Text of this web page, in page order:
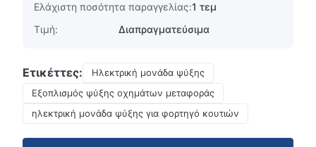
Ελάχιστη ποσότητα παραγγελίας:1 τεμ
Τιμή:
Διαπραγματεύσιμα
Ετικέττες:
Ηλεκτρική μονάδα ψύξης
Εξοπλισμός ψύξης οχημάτων μεταφοράς
ηλεκτρική μονάδα ψύξης για φορτηγό κουτιών